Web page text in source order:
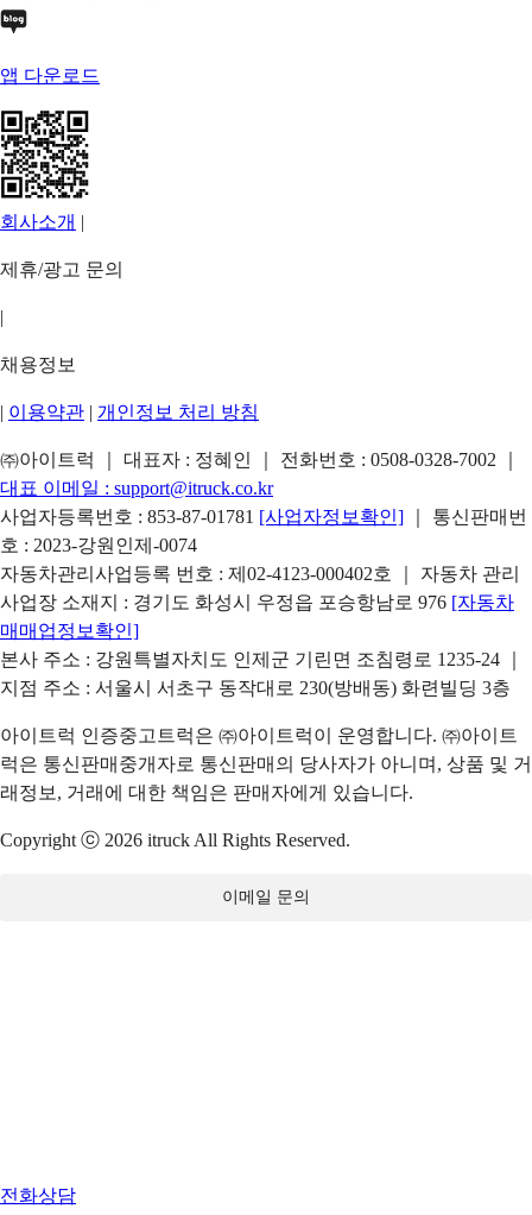
앱 다운로드
회사소개 |
제휴/광고 문의
|
채용정보
| 이용약관 | 개인정보 처리 방침
㈜아이트럭 ｜ 대표자 : 정혜인 ｜ 전화번호 : 0508-0328-7002
대표 이메일 : support@itruck.co.kr
사업자등록번호 : 853-87-01781 [사업자정보확인]
｜ 통신판매번
호 : 2023-강원인제-0074
자동차관리사업등록 번호 : 제02-4123-000402호 ｜ 자동차 관리
사업장 소재지 : 경기도 화성시 우정읍 포승항남로 976 [자동차
매매업정보확인]
본사 주소 : 강원특별자치도 인제군 기린면 조침령로 1235-24 ｜
지점 주소 : 서울시 서초구 동작대로 230(방배동) 화련빌딩 3층
아이트럭 인증중고트럭은 ㈜아이트럭이 운영합니다. ㈜아이트
럭은 통신판매중개자로 통신판매의 당사자가 아니며, 상품 및 거
래정보, 거래에 대한 책임은 판매자에게 있습니다.
Copyright ⓒ 2026 itruck All Rights Reserved.
이메일 문의
전화상담